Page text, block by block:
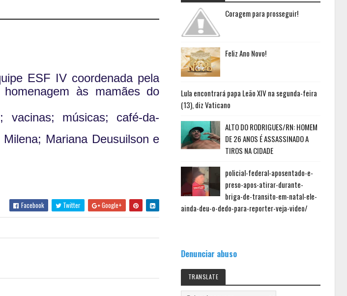
ESF IV coordenada pela
às mamães do
vacinas; músicas; café-da-
Mariana Deusuilson e
Facebook Twitter Google+
Coragem para prosseguir!
Feliz Ano Novo!
Lula encontrará papa Leão XIV na segunda-feira
(13), diz Vaticano
ALTO DO RODRIGUES/RN: HOMEM
DE 26 ANOS É ASSASSINADO A
TIROS NA CIDADE
policial-federal-aposentado-e-
preso-apos-atirar-durante-
briga-de-transito-em-natal-ele-
ainda-deu-o-dedo-para-reporter-veja-video/
Denunciar abuso
TRANSLATE